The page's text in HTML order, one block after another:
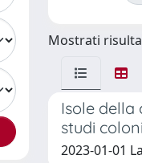
Mostrati
Isole della
studi
2023-01-01